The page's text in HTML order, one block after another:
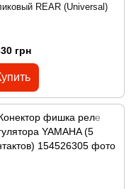
REAR (Universal)
грн